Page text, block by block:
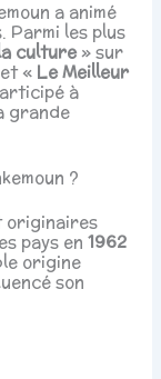
a animé
Parmi les plus
culture» sur
« Le Meilleur
à
grande
?
originaires
pays en1962
origine
son